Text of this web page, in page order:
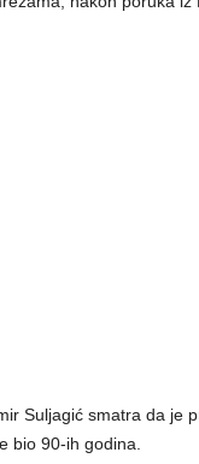
Suljagić smatra da je
bio 90-ih godina.